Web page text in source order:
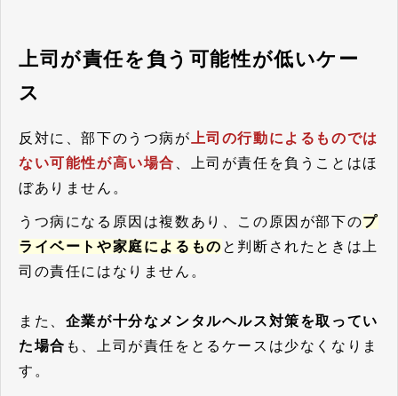
上司が責任を負う可能性が低いケー
ス
反対に、部下のうつ病が 上司の行動によるものでは
ない可能性が高い場合
、上司が責任を負うことはほ
ぼありません。
うつ病になる原因は複数あり、この原因が部下のプ
ライベートや家庭によるもの と判断されたときは上
司の責任にはなりません。
また、 企業が十分なメンタルヘルス対策を取ってい
た場合 も、上司が責任をとるケースは少なくなりま
す。